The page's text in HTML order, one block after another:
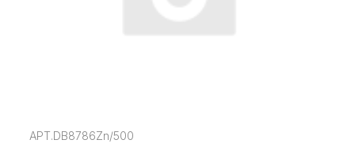
АРТ.DB8786Zn/500